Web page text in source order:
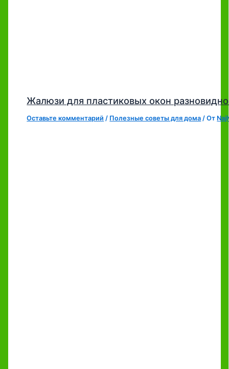
Жалюзи для пластиковых окон
Оставьте комментарий / Полезные советы для дома / От